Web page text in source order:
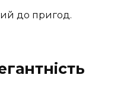
до пригод.